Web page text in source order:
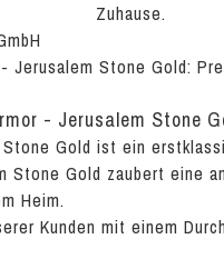
Zuhause.
Jerusalem Stone Gold:
- Jerusalem Stone
Stone Gold ist ein
Stone Gold zaubert eine
Heim.
Kunden mit einem